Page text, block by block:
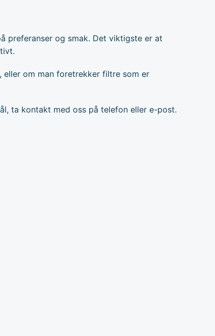
preferanser og smak. Det viktigste er at
om man foretrekker filtre som er
ta kontakt med oss på telefon eller e-post.